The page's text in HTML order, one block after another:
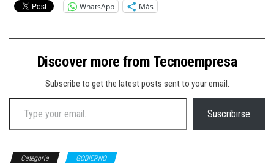
WhatsApp Más
Discover more from Tecnoempresa
Subscribe to get the latest posts sent to your email.
Type your email…
Suscribirse
Categoría GOBIERNO